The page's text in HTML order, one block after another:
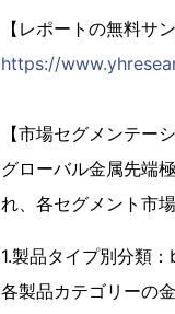
【レポートの無料サ
https://
【市場セグメンテーシ
グローバル金属先端
れ、各セグメント市
1.製品タイプ別分類
各製品カテゴリーの